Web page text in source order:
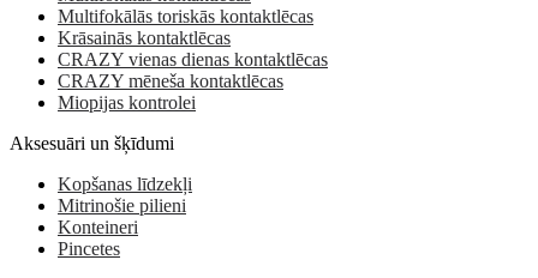
Multifokālās toriskās kontaktlēcas
Krāsainās kontaktlēcas
CRAZY vienas dienas kontaktlēcas
CRAZY mēneša kontaktlēcas
Miopijas kontrolei
Aksesuāri un šķīdumi
Kopšanas līdzekļi
Mitrinošie pilieni
Konteineri
Pincetes